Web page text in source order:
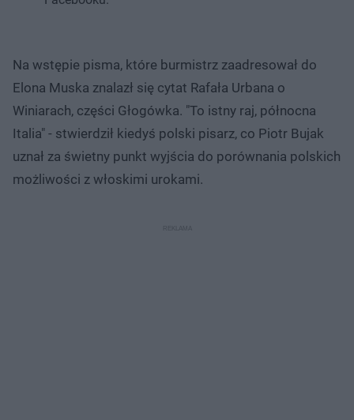
Na wstępie pisma, które burmistrz zaadresował do
Elona Muska znalazł się cytat Rafała Urbana o
Winiarach, części Głogówka. "To istny raj, północna
Italia" - stwierdził kiedyś polski pisarz, co Piotr Bujak
uznał za świetny punkt wyjścia do porównania polskich
możliwości z włoskimi urokami.